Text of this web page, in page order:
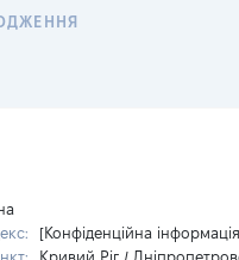
[Конфіденційна
Кривий Ріг /